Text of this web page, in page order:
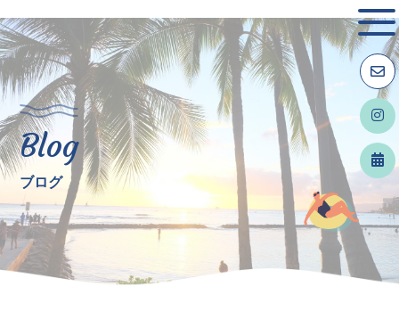
Blog
ブログ